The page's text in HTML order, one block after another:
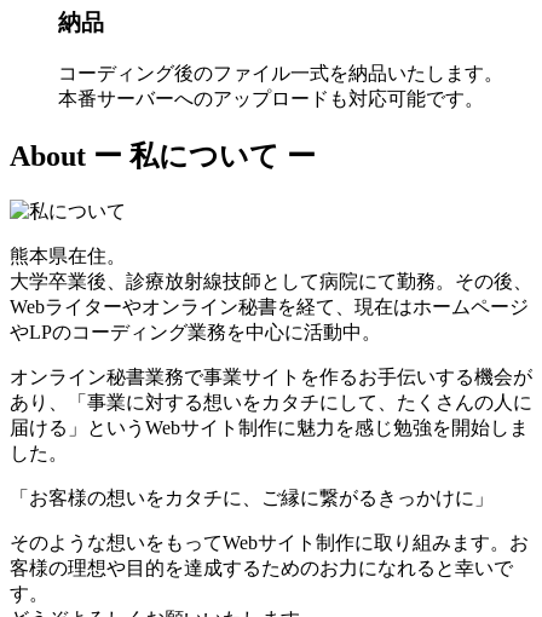
納品
コーディング後のファイル一式を納品いたします。
本番サーバーへのアップロードも対応可能です。
About ー 私について ー
熊本県在住。
大学卒業後、診療放射線技師として病院にて勤務。その後、
Webライターやオンライン秘書を経て、現在はホームページ
やLPのコーディング業務を中心に活動中。
オンライン秘書業務で事業サイトを作るお手伝いする機会が
あり、「事業に対する想いをカタチにして、たくさんの人に
届ける」というWebサイト制作に魅力を感じ勉強を開始しま
した。
「お客様の想いをカタチに、ご縁に繋がるきっかけに」
そのような想いをもってWebサイト制作に取り組みます。お
客様の理想や目的を達成するためのお力になれると幸いで
す。